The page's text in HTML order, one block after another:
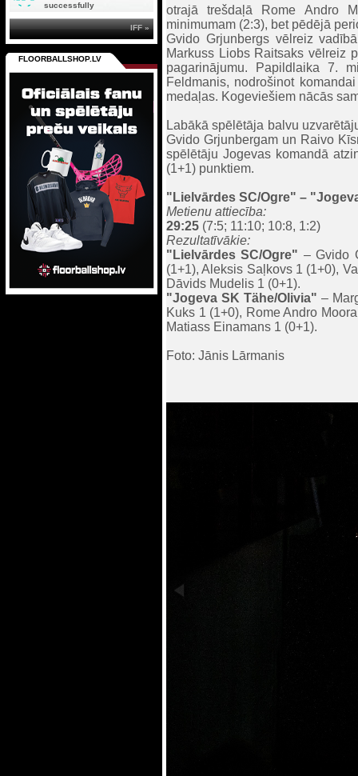
otrajā trešdaļā Rome Andro
minimumam (2:3), bet pēdējā
Gvido Grjunbergs vēlreiz
Markuss Liobs Raitsaks vēlreiz
pagarinājumu. Papildlaika 7.
Feldmanis, nodrošinot
medaļas. Kogeviešiem nācās
Labākā spēlētāja balvu
Gvido Grjunbergam un Raivo
spēlētāju Jogevas komandā
(1+1) punktiem.
"Lielvārdes SC/Ogre" – "
Metienu attiecība:
29:25 (7:5; 11:10; 10:8, 1:2)
Rezultatīvākie:
"Lielvārdes SC/Ogre" – Gvido
(1+1), Aleksis Saļkovs 1 (1+0),
Dāvids Mudelis 1 (0+1).
"Jogeva SK Tähe/Olivia" –
Kuks 1 (1+0), Rome Andro
Matiass Einamans 1 (0+1).
Foto: Jānis Lārmanis
successfully
IFF »
FLOORBALLSHOP.LV